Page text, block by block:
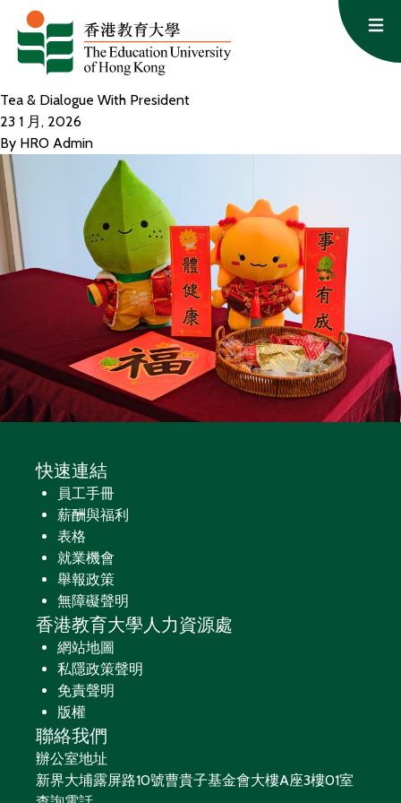
跳至主要內容
Tea & Dialogue With President
23 1 月, 2026
By HRO Admin
快速連結
員工手冊
薪酬與福利
表格
就業機會
舉報政策
無障礙聲明
香港教育大學人力資源處
網站地圖
私隱政策聲明
免責聲明
版權
聯絡我們
辦公室地址
新界大埔露屏路10號曹貴子基金會大樓A座3樓01室